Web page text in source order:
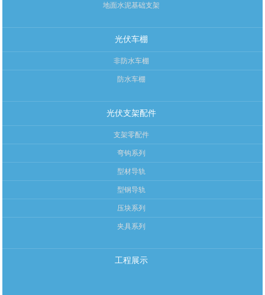
地面水泥基础支架
光伏车棚
非防水车棚
防水车棚
光伏支架配件
支架零配件
弯钩系列
型材导轨
型钢导轨
压块系列
夹具系列
工程展示